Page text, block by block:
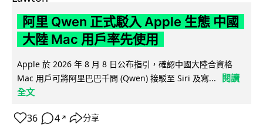
阿里 Qwen 正式駁入 Apple 生態 中國
大陸 Mac 用戶率先使用
Apple 於 2026 年 8 月 8 日公布指引，確認中國大陸合資格
Mac 用戶可將阿里巴巴千問 (Qwen) 接駁至 Siri 及寫...
閱讀
全文
36 4 ↗ 分享